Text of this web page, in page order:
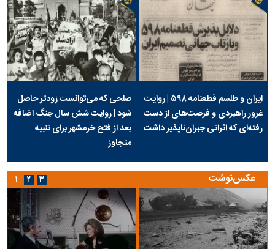
ایران و طلسم قطعنامه ۵۹۸ | روایت
غرور راهبردی و فرصت‌های از دست
رفته‌ای که اثراتی جبران‌ناپذیر داشت
صلحی که می‌توانست زودتر حاصل
شود | روایت شش سال جنگ اضافه
بعد از فتح خرمشهر برای تنبیه
متجاوز
عکس‌نوشت ۱ ۲ ۳